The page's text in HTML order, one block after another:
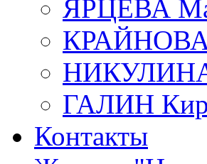
ЯРЦЕВА
КРАЙНОВА
НИКУЛИНА
ГАЛИН
Контакты